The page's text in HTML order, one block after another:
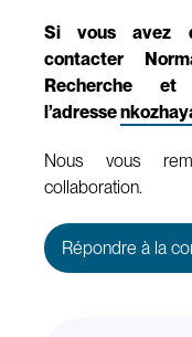
Si vous avez
contacter
Recherche
l’adresse
Nous vous
collaboration.
Répondre à la